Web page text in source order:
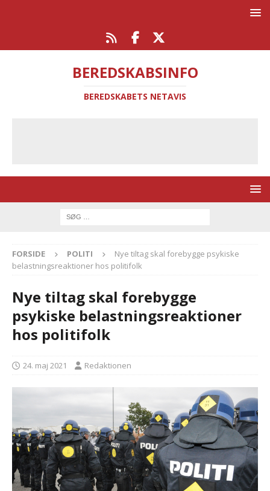
BEREDSKABSINFO
BEREDSKABETS NETAVIS
FORSIDE POLITI
Nye tiltag skal forebygge psykiske
belastningsreaktioner hos politifolk
Nye tiltag skal forebygge
psykiske belastningsreaktioner
hos politifolk
24. maj 2021 Redaktionen